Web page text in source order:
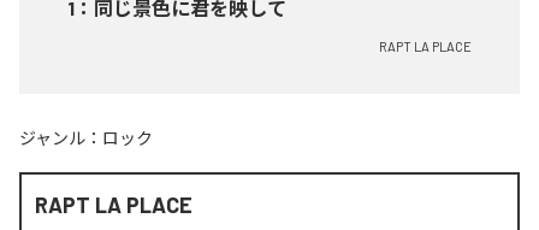
1 ： 同じ景色に君を映して
RAPT LA PLACE
ジャンル： ロック
RAPT LA PLACE